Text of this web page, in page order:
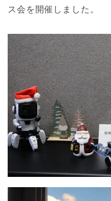
ス会を開催しました。